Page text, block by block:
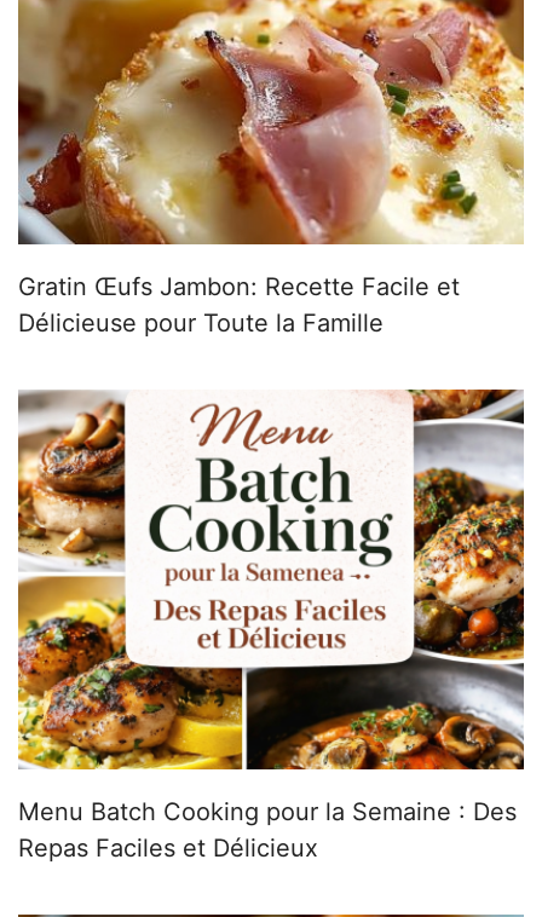
Gratin Œufs Jambon: Recette Facile et
Délicieuse pour Toute la Famille
Menu Batch Cooking pour la Semaine : Des
Repas Faciles et Délicieux